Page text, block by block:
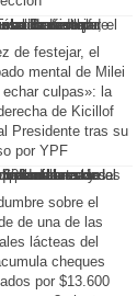
de festejar, el
mental de Milei
culpas»: la
de Kicillof
Presidente tras su
por YPF
sobre el
de una de las
lácteas del
cheques
por $13.600